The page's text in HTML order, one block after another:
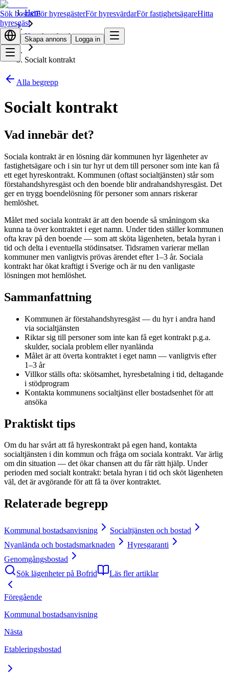
Sök bostadFör hyresgästerFör hyresvärdarFör fastighetsägareHitta
hyresgäst
Skapa annons Logga in
Hem
Kunskapsbank
Socialt kontrakt
Alla begrepp
Socialt kontrakt
Vad innebär det?
Sociala kontrakt är en lösning där kommunen hyr lägenheter av
fastighetsägare och i sin tur hyr ut dem till personer som inte kan få
ett eget hyreskontrakt. Kommunen (oftast socialtjänsten) står som
förstahandshyresgäst och den boende blir andrahandshyresgäst. Det
ger en trygg boendelösning för personer som annars riskerar
hemlöshet.
Målet med sociala kontrakt är att den boende så småningom ska
kunna ta över kontraktet i eget namn. Under tiden ställer kommunen
ofta krav på den boende — som att sköta lägenheten, betala hyran i
tid och delta i eventuella stödinsatser. Tidsramen varierar mellan
kommuner men vanligtvis prövas ärendet efter 1–3 år. Sociala
kontrakt har ökat kraftigt i Sverige och är nu den vanligaste
lösningen mot hemlöshet.
Sammanfattning
Kommunen är förstahandshyresgäst — du hyr i andra hand
via socialtjänsten
Riktar sig till personer som inte kan få eget kontrakt p.g.a.
skulder, sociala problem eller nyanlända
Målet är att överta kontraktet i eget namn — vanligtvis efter
1–3 år
Villkor ställs ofta: skötsamhet, hyresbetalning i tid, deltagande
i stödprogram
Kontakta kommunens socialtjänst eller bostadsenhet för att
ansöka
Praktiskt tips
Om du har svårt att få hyreskontrakt på egen hand, kontakta
socialtjänsten i din kommun och fråga om sociala kontrakt. Var ärlig
om din situation — det ökar chansen att du får rätt hjälp. Under
perioden med socialt kontrakt: betala hyran i tid och sköt lägenheten
väl, det är avgörande för att få ta över kontraktet.
Relaterade begrepp
Kommunal bostadsanvisning
Socialtjänsten och bostad
Nyanlända och bostadsmarknaden
Hyresgaranti
Genomgångsbostad
Sök lägenheter på Bofrid
Läs fler artiklar
Föregående
Kommunal bostadsanvisning
Nästa
Etableringsbostad